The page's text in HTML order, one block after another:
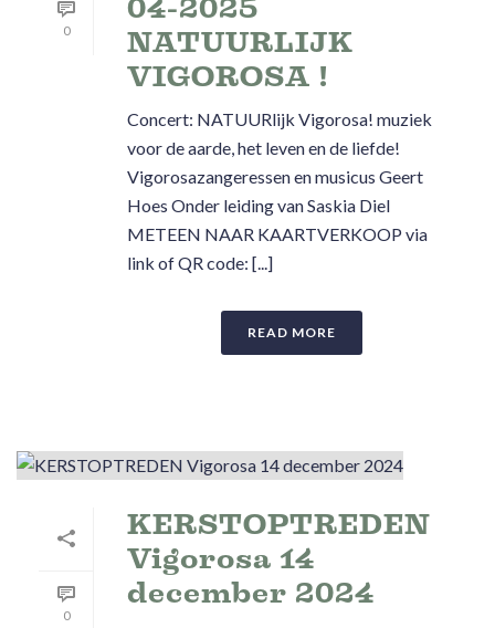
0
04-2025
NATUURLIJK
VIGOROSA !
Concert: NATUURlijk Vigorosa! muziek
voor de aarde, het leven en de liefde!
Vigorosazangeressen en musicus Geert
Hoes Onder leiding van Saskia Diel
METEEN NAAR KAARTVERKOOP via
link of QR code: [...]
READ MORE
0
KERSTOPTREDEN
Vigorosa 14
december 2024